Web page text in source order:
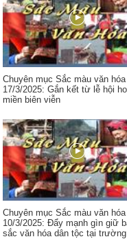
Chuyên mục Sắc màu văn
17/3/2025: Gắn kết từ lễ hội
miền biên viễn
Chuyên mục Sắc màu văn
10/3/2025: Đẩy mạnh gìn giữ
sắc văn hóa dân tộc tại